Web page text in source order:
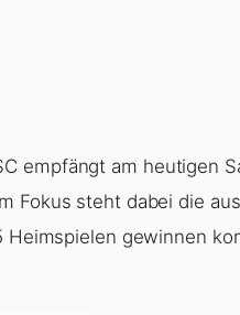
empfängt am heutigen
Fokus steht dabei die
Heimspielen gewinnen